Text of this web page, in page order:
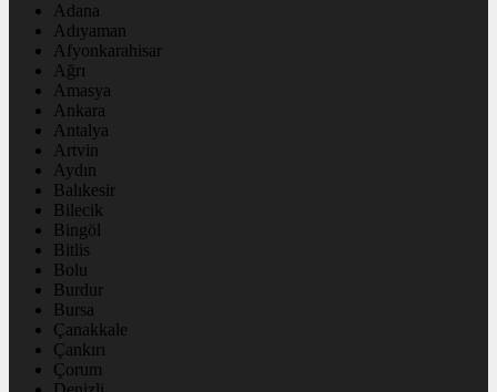
Adana
Adıyaman
Afyonkarahisar
Ağrı
Amasya
Ankara
Antalya
Artvin
Aydın
Balıkesir
Bilecik
Bingöl
Bitlis
Bolu
Burdur
Bursa
Çanakkale
Çankırı
Çorum